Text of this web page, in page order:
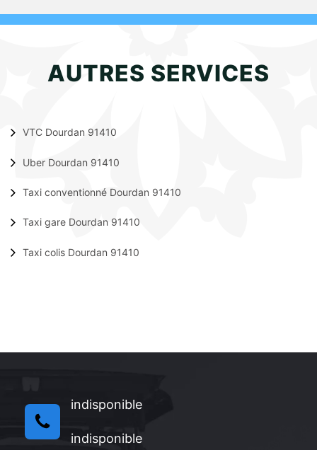
AUTRES SERVICES
VTC Dourdan 91410
Uber Dourdan 91410
Taxi conventionné Dourdan 91410
Taxi gare Dourdan 91410
Taxi colis Dourdan 91410
indisponible
indisponible